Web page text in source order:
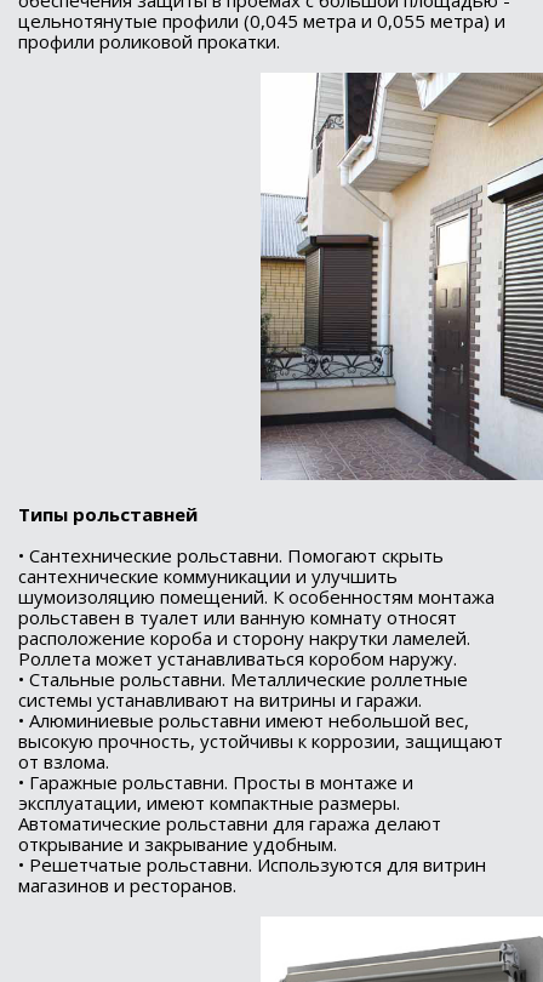
цельнотянутые профили (0,045 метра и 0,055 метра) и
профили роликовой прокатки.
Типы рольставней
• Сантехнические рольставни. Помогают скрыть
сантехнические коммуникации и улучшить
шумоизоляцию помещений. К особенностям монтажа
рольставен в туалет или ванную комнату относят
расположение короба и сторону накрутки ламелей.
Роллета может устанавливаться коробом наружу.
• Стальные рольставни. Металлические роллетные
системы устанавливают на витрины и гаражи.
• Алюминиевые рольставни имеют небольшой вес,
высокую прочность, устойчивы к коррозии, защищают
от взлома.
• Гаражные рольставни. Просты в монтаже и
эксплуатации, имеют компактные размеры.
Автоматические рольставни для гаража делают
открывание и закрывание удобным.
• Решетчатые рольставни. Используются для витрин
магазинов и ресторанов.